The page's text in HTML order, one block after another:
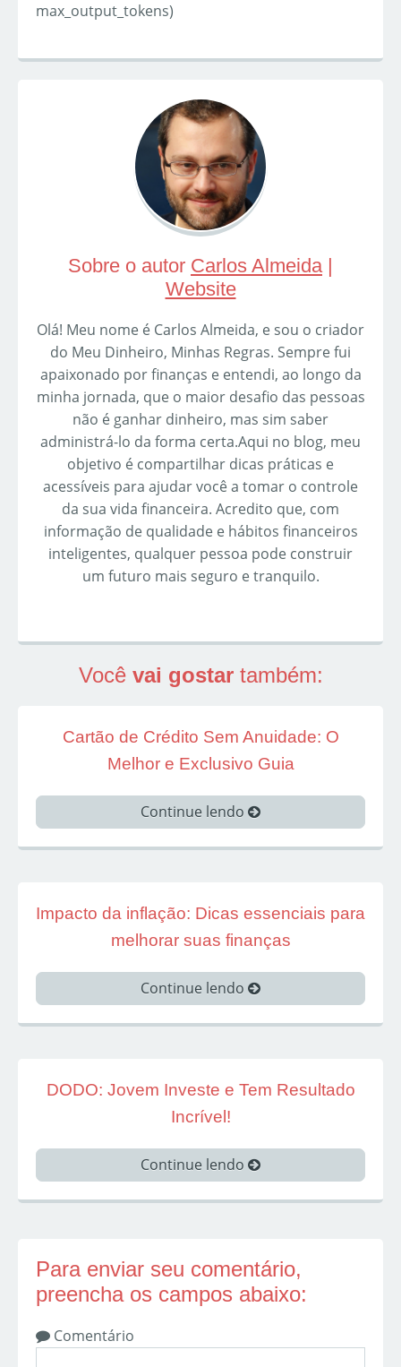
max_output_tokens)
Sobre o autor Carlos Almeida|
Website
Olá! Meu nome é Carlos Almeida, e sou o criador
do Meu Dinheiro, Minhas Regras. Sempre fui
apaixonado por finanças e entendi, ao longo da
minha jornada, que o maior desafio das pessoas
não é ganhar dinheiro, mas sim saber
administrá-lo da forma certa.Aqui no blog, meu
objetivo é compartilhar dicas práticas e
acessíveis para ajudar você a tomar o controle
da sua vida financeira. Acredito que, com
informação de qualidade e hábitos financeiros
inteligentes, qualquer pessoa pode construir
um futuro mais seguro e tranquilo.
Você vai gostartambém:
Cartão de Crédito Sem Anuidade: O
Melhor e Exclusivo Guia
Continue lendo
Impacto da inflação: Dicas essenciais para
melhorar suas finanças
Continue lendo
DODO: Jovem Investe e Tem Resultado
Incrível!
Continue lendo
Para enviar seu comentário,
preencha os campos abaixo:
Comentário